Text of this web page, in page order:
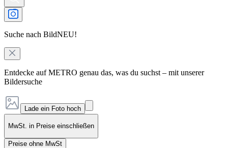
Suche nach BildNEU!
Entdecke auf METRO genau das, was du suchst – mit unserer
Bildersuche
Lade ein Foto hoch
MwSt. in Preise einschließen
Preise ohne MwSt